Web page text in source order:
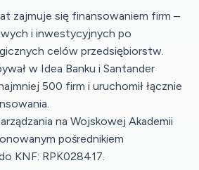
zajmuje się finansowaniem firm –
i inwestycyjnych po
celów przedsiębiorstw.
w Idea Banku i Santander
500 firm i uruchomił łącznie
na Wojskowej Akademii
pośrednikiem
KNF: RPK028417.